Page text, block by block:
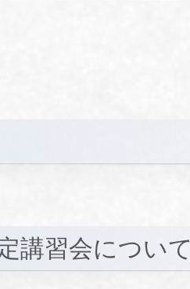
講習会について